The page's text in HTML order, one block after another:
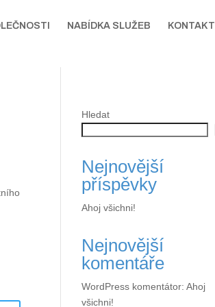
NABÍDKA SLUŽEB KONTAKT
Hledat
Nejnovější
příspěvky
Ahoj všichni!
Nejnovější
komentáře
WordPress komentátor:Ahoj
všichni!